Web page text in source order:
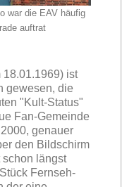
war die EAV häufig
auftrat
18.01.1969) ist
gewesen, die
"Kult-Status"
Fan-Gemeinde
genauer
den Bildschirm
schon längst
Fernseh-